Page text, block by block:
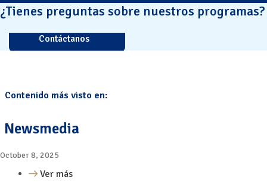
¿Tienes preguntas sobre nuestros programas?
Contáctanos
Contenido más visto en:
Newsmedia
October 8, 2025
Ver más